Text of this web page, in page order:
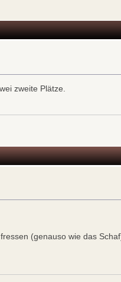
zweite Plätze.
(genauso wie das